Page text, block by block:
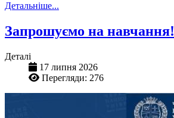
Детальніше...
Запрошуємо на навчання!
Деталі
17 липня 2026
Перегляди: 276